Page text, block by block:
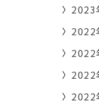
2023
2022
2022
2022
2022